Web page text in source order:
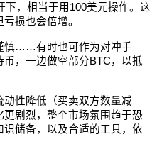
下，相当于用100美元操作。这
损也会倍增。
慎……有时也可作为对冲手
，一边做空部分BTC，以抵
性降低（买卖双方数量减
剧烈，整个市场氛围趋于恐
储备，以及合适的工具，依